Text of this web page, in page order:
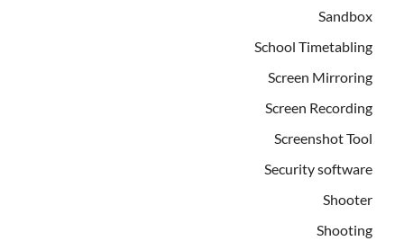
Sandbox
School Timetabling
Screen Mirroring
Screen Recording
Screenshot Tool
Security software
Shooter
Shooting